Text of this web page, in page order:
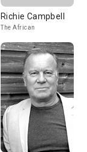
Richie Campbell
The African